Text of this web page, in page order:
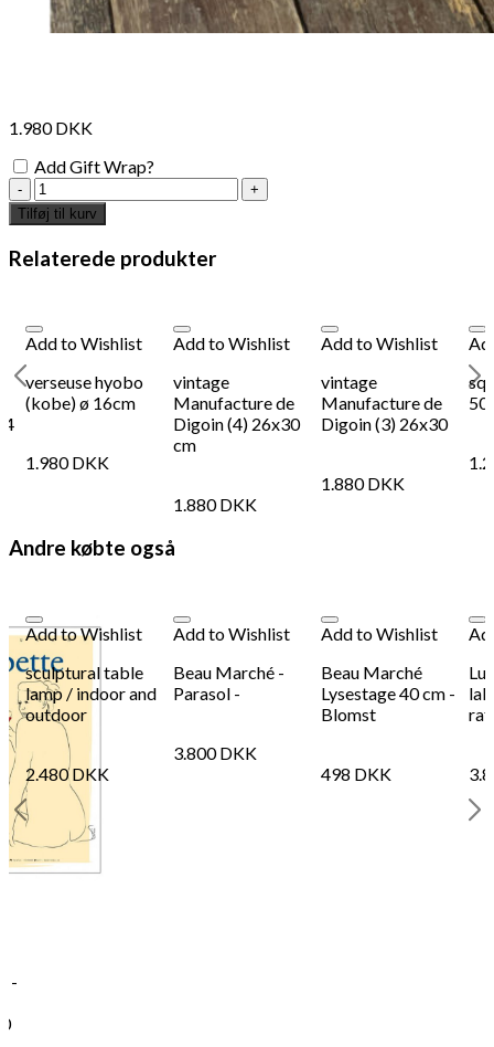
1.980DKK
Add Gift Wrap?
rustic
flatweave
storage
basket
52cm
x
52cm
antal
Tilføj til kurv
Relaterede produkter
Add to Wishlist
verseuse hyobo
(kobe) ø 16cm
1.980DKK
Add to Wishlist
vintage
Manufacture de
Digoin (4) 26x30
cm
1.880DKK
Add to Wishlist
vintage
Manufacture de
Digoin (3) 26x30
1.880DKK
Andre købte også
-
Add to Wishlist
sculptural table
lamp / indoor and
outdoor
2.480DKK
Add to Wishlist
Beau Marché -
Parasol -
3.800DKK
Add to Wishlist
Beau Marché
Lysestage 40 cm -
Blomst
498 DKK